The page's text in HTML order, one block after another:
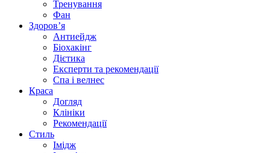
Тренування
Фан
Здоров’я
Антиейдж
Біохакінг
Дієтика
Експерти та рекомендації
Спа i велнес
Краса
Догляд
Клініки
Рекомендації
Стиль
Імідж